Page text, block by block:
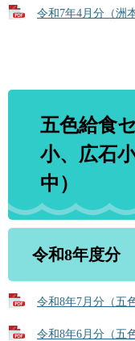
令和7年4月分（洲
五色給食
小、広石
中）
令和8年度分
令和8年7月分（五
令和8年6月分（五